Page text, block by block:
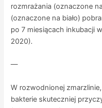
rozmrażania (oznaczone
(oznaczone na biało)
po 7 miesiącach inkubacji
2020).
—
W rozwodnionej
bakterie skuteczniej